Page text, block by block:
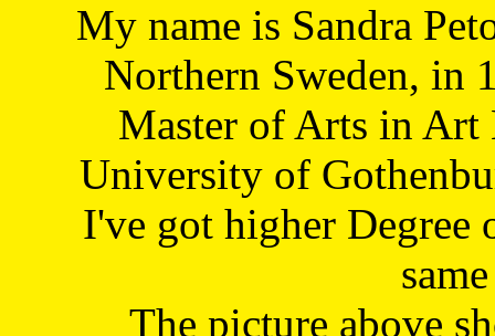
My name is Sandra
Northern Sweden, in
Master of Arts in Art
University of
I've got higher Degree
The picture above